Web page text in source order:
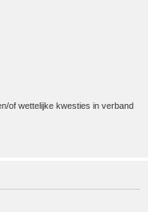
of wettelijke kwesties in verband